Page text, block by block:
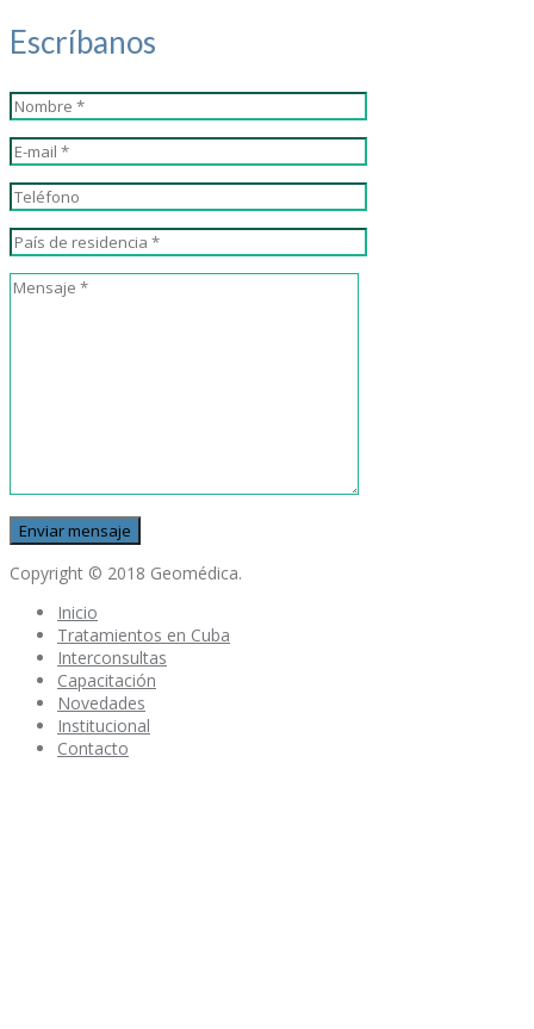
Escríbanos
Copyright © 2018 Geomédica.
Inicio
Tratamientos en Cuba
Interconsultas
Capacitación
Novedades
Institucional
Contacto